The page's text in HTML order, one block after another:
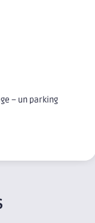
– un parking